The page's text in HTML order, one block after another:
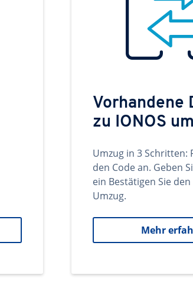
Vorhandene
zu IONOS
Umzug in 3 Schritten:
den Code an. Geben
ein Bestätigen Sie
Umzug.
Mehr